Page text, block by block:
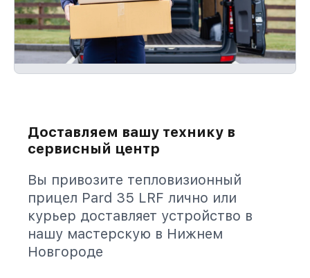
Доставляем вашу технику в
сервисный центр
Вы привозите тепловизионный
прицел Pard 35 LRF лично или
курьер доставляет устройство в
нашу мастерскую в Нижнем
Новгороде